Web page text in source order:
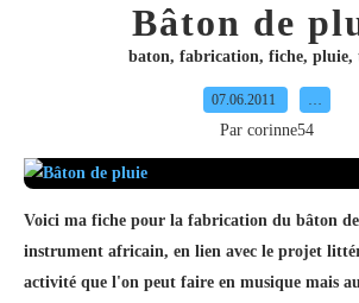
Bâton de
baton, fabrication, fiche, pluie,
07.06.2011 …
Par corinne54
Voici ma fiche pour la fabrication du bâton
instrument africain, en lien avec le projet
activité que l'on peut faire en musique mais